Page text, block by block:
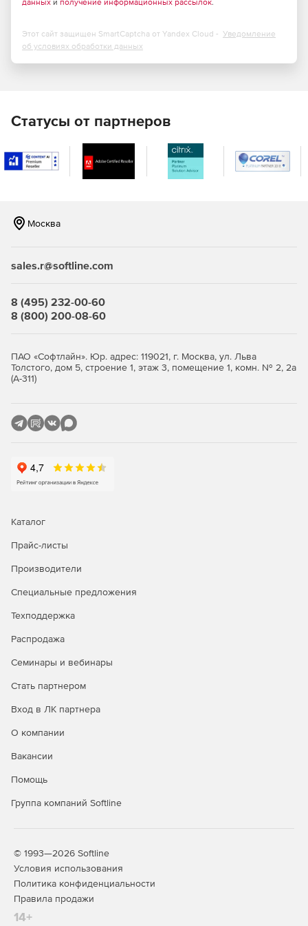
по наименованию расценок;
перевозки и массы брутто для материалов;
Возможность отключать в локальной смете расчёт
вспомогательных ненормируемых материалов;
позиций конъюнктурного анализа;
выбранной в смете, среди подключённых в
программе нормативных баз;
программе нормативных баз;
При использовании макросов возможность быстрого
Заданное примечание для папок и документов
выводится в таблице;
ценах и индексах при загрузке данных из сплит-
формы;
Возможность замены ресурса в соответствии с
сборником расценок: автоматический перерасчёт
стоимости расценок при любом изменении в данных,
безопасности (защита паролем, разрешённые
Действия с группами однородных строительных
строительных ресурсов, добавлена информация о
нормативных базах и в локальных сметах,
возможность индексации ресурсов в локальной смете
поддержка вложений, поддержка настроек
безопасности (защита паролем, разрешённые
операции);
данных и получение информационных рассылок.
Этот сайт защищен SmartCaptcha от Yandex Cloud - Уведомление
об условиях обработки данных
Статусы от партнеров
Москва
sales.r@softline.com
8 (495) 232-00-60
8 (800) 200-08-60
ПАО «Софтлайн». Юр. адрес: 119021, г. Москва, ул. Льва
Толстого, дом 5, строение 1, этаж 3, помещение 1, комн. № 2, 2а
(А-311)
Каталог
Прайс-листы
Производители
Специальные предложения
Техподдержка
Распродажа
Семинары и вебинары
Стать партнером
Вход в ЛК партнера
О компании
Вакансии
Помощь
Группа компаний Softline
© 1993—2026 Softline
Условия использования
Политика конфиденциальности
Правила продажи
14+